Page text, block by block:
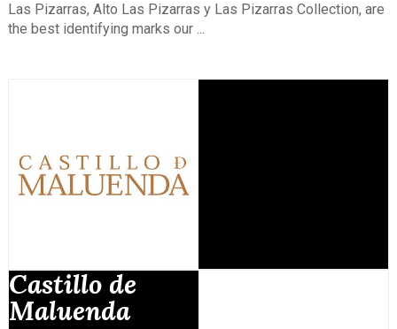
Las Pizarras, Alto Las Pizarras y Las Pizarras Collection, are
the best identifying marks our ...
Castillo de
Maluenda